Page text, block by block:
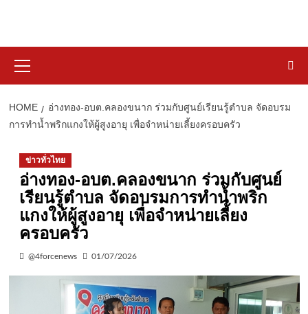
Menu
HOME
อ่างทอง-อบต.คลองขนาก ร่วมกับศูนย์เรียนรู้ตำบล จัดอบรม
การทำน้ำพริกแกงให้ผู้สูงอายุ เพื่อจำหน่ายเลี้ยงครอบครัว
ข่าวทั่วไทย
อ่างทอง-อบต.คลองขนาก ร่วมกับศูนย์
เรียนรู้ตำบล จัดอบรมการทำน้ำพริก
แกงให้ผู้สูงอายุ เพื่อจำหน่ายเลี้ยง
ครอบครัว
@4forcenews 01/07/2026